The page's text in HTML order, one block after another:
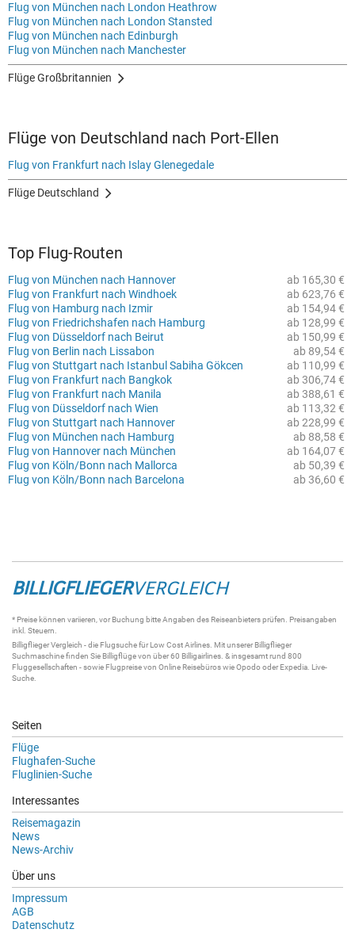
Flug von München nach London Heathrow
Flug von München nach London Stansted
Flug von München nach Edinburgh
Flug von München nach Manchester
Flüge Großbritannien
Flüge von Deutschland nach Port-Ellen
Flug von Frankfurt nach Islay Glenegedale
Flüge Deutschland
Top Flug-Routen
ab 165,30 €
Flug von München nach Hannover
ab 623,76 €
Flug von Frankfurt nach Windhoek
ab 154,94 €
Flug von Hamburg nach Izmir
ab 128,99 €
Flug von Friedrichshafen nach Hamburg
ab 150,99 €
Flug von Düsseldorf nach Beirut
ab 89,54 €
Flug von Berlin nach Lissabon
ab 110,99 €
Flug von Stuttgart nach Istanbul Sabiha Gökcen
ab 306,74 €
Flug von Frankfurt nach Bangkok
ab 388,61 €
Flug von Frankfurt nach Manila
ab 113,32 €
Flug von Düsseldorf nach Wien
ab 228,99 €
Flug von Stuttgart nach Hannover
ab 88,58 €
Flug von München nach Hamburg
ab 164,07 €
Flug von Hannover nach München
ab 50,39 €
Flug von Köln/Bonn nach Mallorca
ab 36,60 €
Flug von Köln/Bonn nach Barcelona
BILLIGFLIEGERVERGLEICH
* Preise können variieren, vor Buchung bitte Angaben des Reiseanbieters prüfen. Preisangaben
inkl. Steuern.
BilligfliegerVergleich - die Flugsuchefür Low Cost Airlines. Mit unsererBilligflieger
Suchmaschinefinden Sie Billigflügevon über 60 Billigairlines . & insgesamt rund 800
Fluggesellschaften - sowie Flugpreise von Online Reisebüros wie Opodo oder Expedia. Live-
Suche
Seiten
Flüge
Flughafen-Suche
Fluglinien-Suche
Interessantes
Reisemagazin
News
News-Archiv
Über uns
Impressum
AGB
Datenschutz